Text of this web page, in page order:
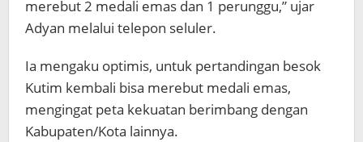
merebut 2 medali emas dan 1 perunggu,” ujar
Adyan melalui telepon seluler.
Ia mengaku optimis, untuk pertandingan besok
Kutim kembali bisa merebut medali emas,
mengingat peta kekuatan berimbang dengan
Kabupaten/Kota lainnya.